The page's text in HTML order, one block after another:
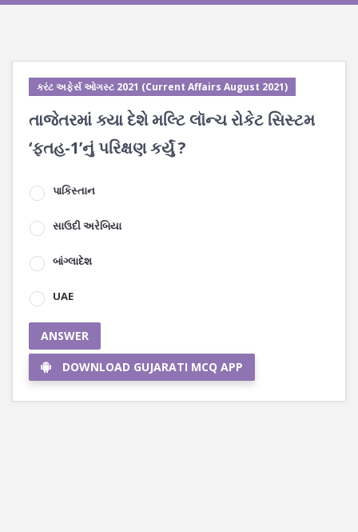
કરંટ અફેર્સ ઓગસ્ટ 2021 (Current Affairs August 2021)
તાજેતરમાં ક્યા દેશે મલ્ટિ લૉન્ચ રોકેટ સિસ્ટમ
‘ફતહ-1’નું પરિક્ષણ કર્યું ?
પાકિસ્તાન
સાઉદી અરેબિયા
બાંગ્લાદેશ
UAE
ANSWER
DOWNLOAD GUJARATI MCQ APP